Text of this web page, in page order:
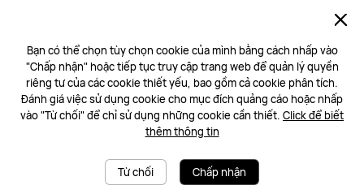
Bạn có thể chọn tùy chọn cookie của mình bằng cách nhấp vào
"Chấp nhận" hoặc tiếp tục truy cập trang web để quản lý quyền
riêng tư của các cookie thiết yếu, bao gồm cả cookie phân tích.
Đánh giá việc sử dụng cookie cho mục đích quảng cáo hoặc nhấp
vào "Từ chối" để chỉ sử dụng những cookie cần thiết. Click để biết
thêm thông tin
Từ chối Chấp nhận
Copyright © 1998-2026 Huawei Device Co., Ltd. All rights reserved.
Công ty TNHH Một thành viên 1 DIGITAL TECHNOLOGY có mã số thuế:
0313318520 do Sở Tài chính Thành phố Hồ Chí Minh cấp ngày 23/06/2015
Địa chỉ: Tầng 15, Tòa nhà Etown Central, Số 11 Đoàn Văn Bơ, Phường Xóm
Chiếu, Thành phố Hồ Chí Minh | Email: commercial@1digital.vn | SĐT:
Cookie